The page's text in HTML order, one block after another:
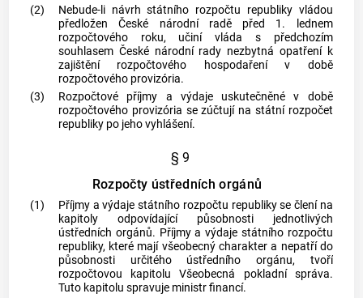
(2)
Nebude-li návrh státního rozpočtu republiky vládou
předložen České národní radě před 1. lednem
rozpočtového roku, učiní vláda s předchozím
souhlasem České národní rady nezbytná opatření k
zajištění rozpočtového hospodaření v době
rozpočtového provizória.
(3)
Rozpočtové příjmy a výdaje uskutečněné v době
rozpočtového provizória se zúčtují na státní rozpočet
republiky po jeho vyhlášení.
§ 9
Rozpočty ústředních orgánů
(1)
Příjmy a výdaje státního rozpočtu republiky se člení na
kapitoly odpovídající působnosti jednotlivých
ústředních orgánů. Příjmy a výdaje státního rozpočtu
republiky, které mají všeobecný charakter a nepatří do
působnosti určitého ústředního orgánu, tvoří
rozpočtovou kapitolu Všeobecná pokladní správa.
Tuto kapitolu spravuje ministr financí.